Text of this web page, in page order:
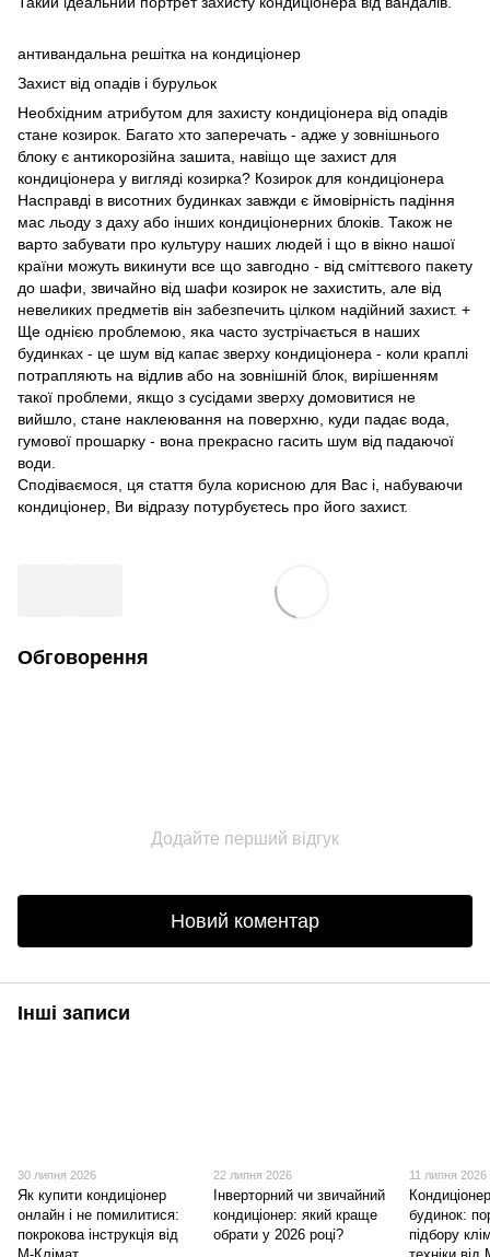
антивандальна решітка на кондиціонер
Захист від опадів і бурульок
Необхідним атрибутом для захисту кондиціонера від опадів
стане козирок. Багато хто заперечать - адже у зовнішнього
блоку є антикорозійна зашита, навіщо ще захист для
кондиціонера у вигляді козирка? Козирок для кондиціонера
Насправді в висотних будинках завжди є ймовірність падіння
мас льоду з даху або інших кондиціонерних блоків. Також не
варто забувати про культуру наших людей і що в вікно нашої
країни можуть викинути все що завгодно - від сміттєвого пакету
до шафи, звичайно від шафи козирок не захистить, але від
невеликих предметів він забезпечить цілком надійний захист. +
Ще однією проблемою, яка часто зустрічається в наших
будинках - це шум від капає зверху кондиціонера - коли краплі
потрапляють на відлив або на зовнішній блок, вирішенням
такої проблеми, якщо з сусідами зверху домовитися не
вийшло, стане наклеювання на поверхню, куди падає вода,
гумової прошарку - вона прекрасно гасить шум від падаючої
води.
Сподіваємося, ця стаття була корисною для Вас і, набуваючи
кондиціонер, Ви відразу потурбуєтесь про його захист.
Обговорення
Додайте перший відгук
Новий коментар
Інші записи
30 липня 2026
Як купити кондиціонер
онлайн і не помилитися:
покрокова інструкція від
22 липня 2026
Інверторний чи звичайний
кондиціонер: який краще
обрати у 2026 році?
11 липня 2026
будинок:
підбору